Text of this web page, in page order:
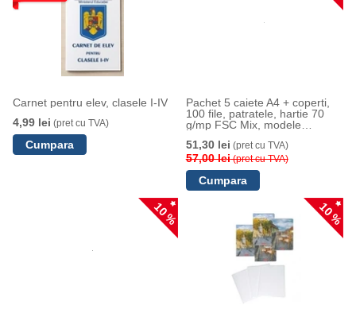
Carnet pentru elev, clasele I-IV
4,99 lei (pret cu TVA)
Pachet 5 caiete A4 + coperti,
100 file, patratele, hartie 70
g/mp FSC Mix, modele
51,30 lei (pret cu TVA)
57,00 lei(pret cu TVA)
10 % 10 %